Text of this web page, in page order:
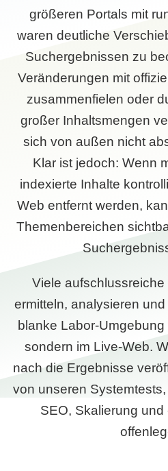
größeren Portals mit
waren deutliche
Suchergebnissen zu
Veränderungen mit
zusammenfielen oder
großer Inhaltsmengen
sich von außen nicht
Klar ist jedoch: Wenn
indexierte Inhalte
Web entfernt werden,
Themenbereichen
Viele
ermitteln, analysieren
blanke Labor-
sondern im Live-Web.
nach die Ergebnisse
von unseren
SEO, Skalierung